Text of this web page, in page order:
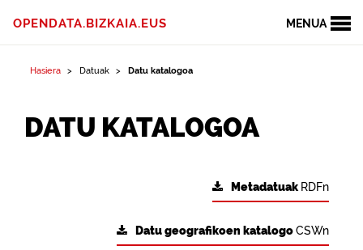
MENUA
OPENDATA.BIZKAIA.EUS
Hasiera Datuak Datu katalogoa
DATU KATALOGOA
Metadatuak RDFn
Datu geografikoen katalogoCSWn